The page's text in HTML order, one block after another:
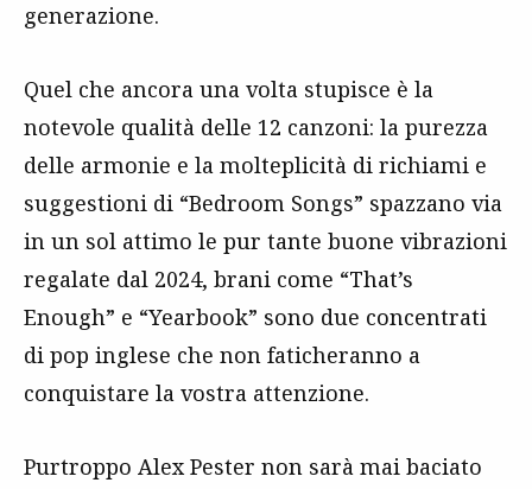
generazione.
Quel che ancora una volta stupisce è la
notevole qualità delle 12 canzoni: la purezza
delle armonie e la molteplicità di richiami e
suggestioni di “Bedroom Songs” spazzano via
in un sol attimo le pur tante buone vibrazioni
regalate dal 2024, brani come “That’s
Enough” e “Yearbook” sono due concentrati
di pop inglese che non faticheranno a
conquistare la vostra attenzione.
Purtroppo Alex Pester non sarà mai baciato